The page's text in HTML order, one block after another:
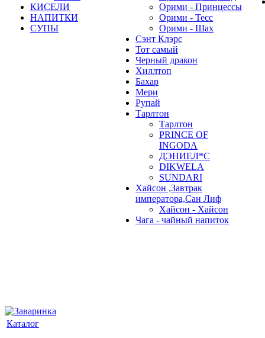
КИСЕЛИ
НАПИТКИ
СУПЫ
Орими - Принцессы
Орими - Тесс
Орими - Шах
Сэнт Клэрс
Тот самый
Черный дракон
Хиллтоп
Бахар
Мери
Рупай
Тарлтон
Тарлтон
PRINCE OF
INGODA
ДЭНИЕЛ*С
DIKWELA
SUNDARI
Хайсон ,Завтрак
императора,Сан Лиф
Хайсон - Хайсон
Чага - чайный напиток
Каталог